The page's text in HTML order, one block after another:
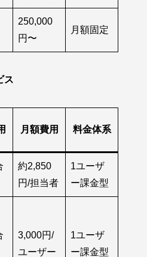
250,000
円〜
月額固定
ス
月額費用 料金体系
約2,850
円/担当者
1ユーザ
ー課金型
3,000円/
ユーザー
1ユーザ
ー課金型